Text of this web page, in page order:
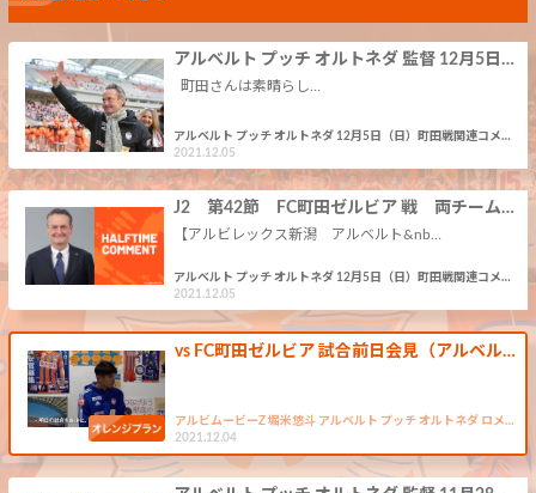
アルベルト プッチ オルトネダ 監督 12月5日…
町田さんは素晴らし…
アルベルト プッチ オルトネダ 12月5日（日）町田戦関連コメ…
2021.12.05
J2 第42節 FC町田ゼルビア 戦 両チーム…
【アルビレックス新潟 アルベルト&nb…
アルベルト プッチ オルトネダ 12月5日（日）町田戦関連コメ…
2021.12.05
vs FC町田ゼルビア 試合前日会見（アルベル…
アルビムービーZ 堀米悠斗 アルベルト プッチ オルトネダ ロメ…
2021.12.04